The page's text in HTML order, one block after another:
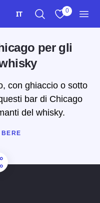
IT 0
per gli
con ghiaccio o sotto
bar di Chicago
del whisky.
BERE
Favoritesquesta pagina